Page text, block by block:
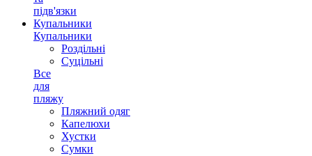
підв'язки
Купальники
Купальники
Роздільні
Суцільні
Все
для
пляжу
Пляжний одяг
Капелюхи
Хустки
Сумки